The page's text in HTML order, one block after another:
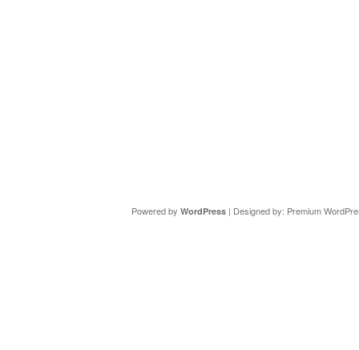
Powered by WordPress| Designed by: Premium